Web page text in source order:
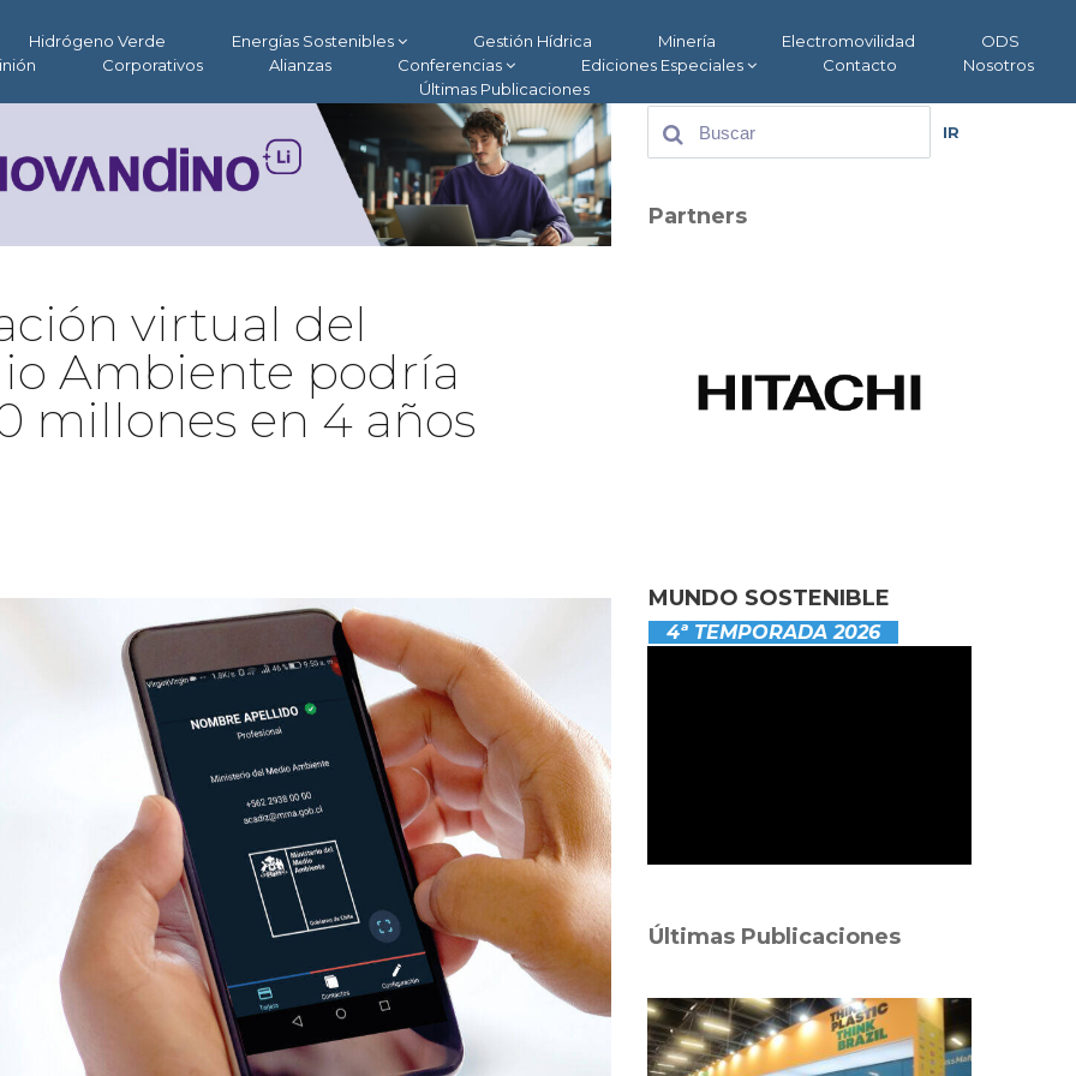
Hidrógeno Verde Energías Sostenibles Gestión Hídrica Minería Electromovilidad
ODS
Corporativos Alianzas Conferencias Ediciones Especiales Contacto
Nosotros
Últimas Publicaciones
virtual del
Ambiente podría
millones en 4 años
IR
Partners
MUNDO SOSTENIBLE
4ª TEMPORADA 2026
Últimas Publicaciones